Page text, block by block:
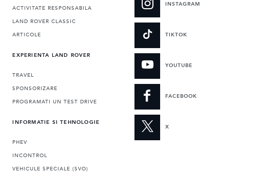
ACTIVITATE RESPONSABILA
LAND ROVER CLASSIC
ARTICOLE
EXPERIENTA LAND ROVER
TRAVEL
SPONSORIZARE
PROGRAMATI UN TEST DRIVE
INFORMATIE SI TEHNOLOGIE
PHEV
INCONTROL
VEHICULE SPECIALE (SVO)
INSTAGRAM
TIKTOK
YOUTUBE
FACEBOOK
X